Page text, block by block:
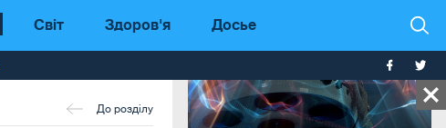
Світ Здоров'я Досье
До розділу